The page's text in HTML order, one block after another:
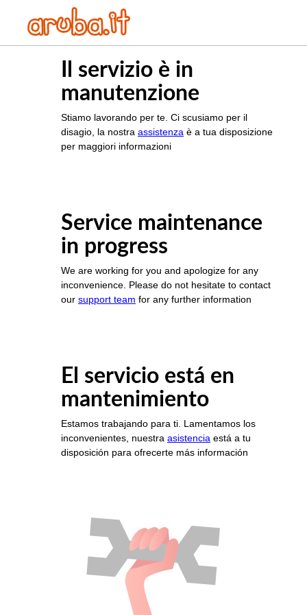
Il servizio è in
manutenzione
Stiamo lavorando per te. Ci scusiamo per il
disagio, la nostra assistenza è a tua disposizione
per maggiori informazioni
Service maintenance
in progress
We are working for you and apologize for any
inconvenience. Please do not hesitate to contact
our support team for any further information
El servicio está en
mantenimiento
Estamos trabajando para ti. Lamentamos los
inconvenientes, nuestra asistencia está a tu
disposición para ofrecerte más información